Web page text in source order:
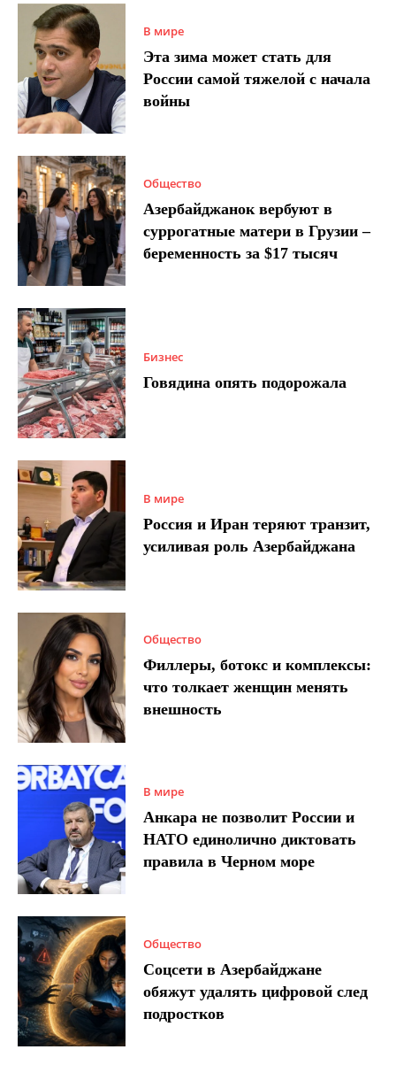
В мире
Эта зима может стать для
России самой тяжелой с начала
войны
Общество
Азербайджанок вербуют в
суррогатные матери в Грузии –
беременность за $17 тысяч
Бизнес
Говядина опять подорожала
В мире
Россия и Иран теряют транзит,
усиливая роль Азербайджана
Общество
Филлеры, ботокс и комплексы:
что толкает женщин менять
внешность
В мире
Анкара не позволит России и
НАТО единолично диктовать
правила в Черном море
Общество
Соцсети в Азербайджане
обяжут удалять цифровой след
подростков